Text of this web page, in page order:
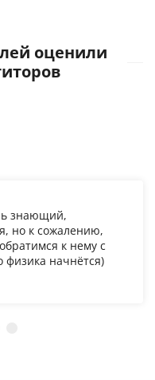
оценили
знающий,
но к сожалению,
к нему с
физика начнётся)